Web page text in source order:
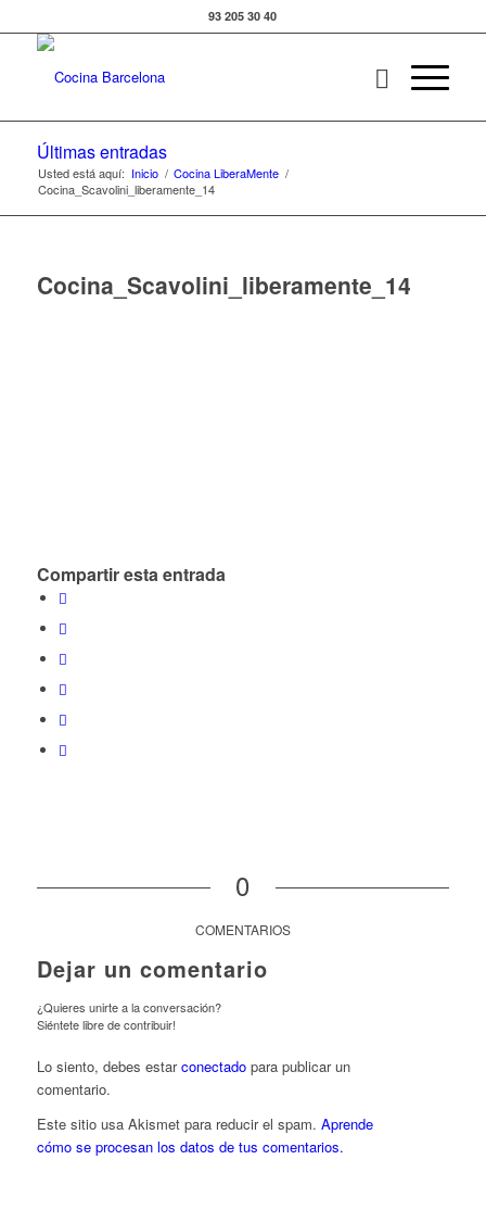
93 205 30 40
Últimas entradas
Usted está aquí: Inicio / Cocina LiberaMente /
Cocina_Scavolini_liberamente_14
Cocina_Scavolini_liberamente_14
Compartir esta entrada
0
COMENTARIOS
Dejar un comentario
¿Quieres unirte a la conversación?
Siéntete libre de contribuir!
Lo siento, debes estarconectadopara publicar un
comentario.
Este sitio usa Akismet para reducir el spam. Aprende
cómo se procesan los datos de tus comentarios.